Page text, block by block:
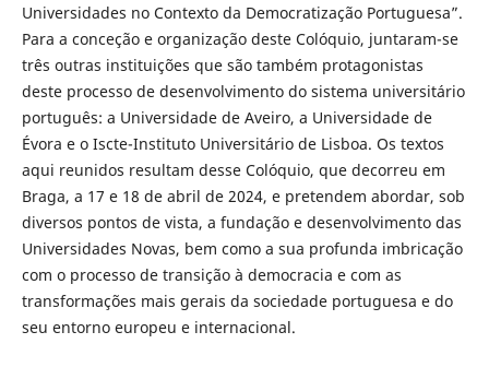
Universidades no Contexto da Democratização Portuguesa”.
Para a conceção e organização deste Colóquio, juntaram-se
três outras instituições que são também protagonistas
deste processo de desenvolvimento do sistema universitário
português: a Universidade de Aveiro, a Universidade de
Évora e o Iscte-Instituto Universitário de Lisboa. Os textos
aqui reunidos resultam desse Colóquio, que decorreu em
Braga, a 17 e 18 de abril de 2024, e pretendem abordar, sob
diversos pontos de vista, a fundação e desenvolvimento das
Universidades Novas, bem como a sua profunda imbricação
com o processo de transição à democracia e com as
transformações mais gerais da sociedade portuguesa e do
seu entorno europeu e internacional.